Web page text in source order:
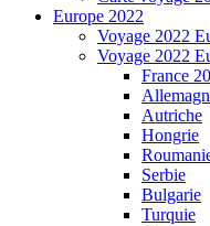
Europe 2022
Voyage 2022
Voyage 2022
France
Autriche
Hongrie
Serbie
Bulgarie
Turquie